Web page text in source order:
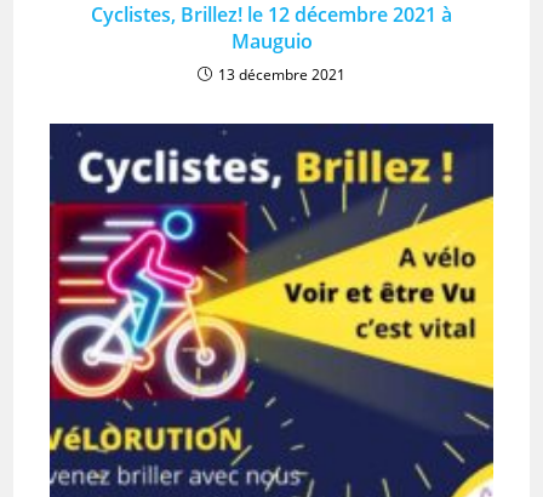
Cyclistes, Brillez! le 12 décembre 2021 à
Mauguio
13 décembre 2021